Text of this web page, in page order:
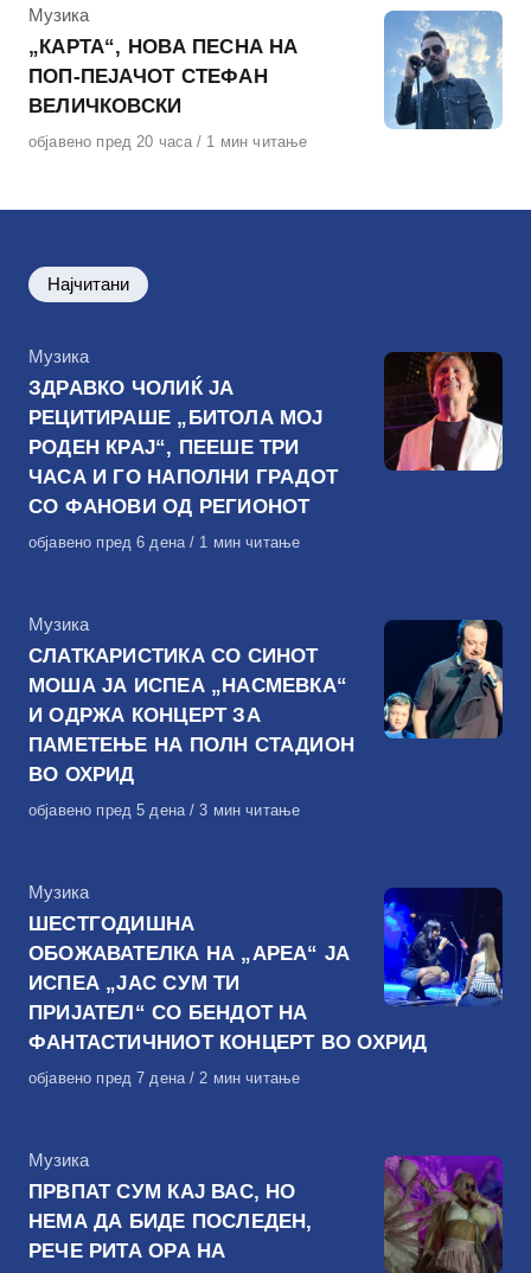
КАтегорија
Музика
„КАРТА“, НОВА ПЕСНА НА
ПОП-ПЕЈАЧОТ СТЕФАН
ВЕЛИЧКОВСКИ
Објавено
објавено пред 20 часа 1 мин читање
Најчитани
КАтегорија
Музика
ЗДРАВКО ЧОЛИЌ ЈА
РЕЦИТИРАШЕ „БИТОЛА МОЈ
РОДЕН КРАЈ“, ПЕЕШЕ ТРИ
ЧАСА И ГО НАПОЛНИ ГРАДОТ
СО ФАНОВИ ОД РЕГИОНОТ
Објавено
објавено пред 6 дена 1 мин читање
КАтегорија
Музика
СЛАТКАРИСТИКА СО СИНОТ
МОША ЈА ИСПЕА „НАСМЕВКА“
И ОДРЖА КОНЦЕРТ ЗА
ПАМЕТЕЊЕ НА ПОЛН СТАДИОН
ВО ОХРИД
Објавено
објавено пред 5 дена 3 мин читање
КАтегорија
Музика
ШЕСТГОДИШНА
ОБОЖАВАТЕЛКА НА „АРЕА“ ЈА
ИСПЕА „ЈАС СУМ ТИ
ПРИЈАТЕЛ“ СО БЕНДОТ НА
ФАНТАСТИЧНИОТ КОНЦЕРТ ВО ОХРИД
Објавено
објавено пред 7 дена 2 мин читање
КАтегорија
Музика
ПРВПАТ СУМ КАЈ ВАС, НО
НЕМА ДА БИДЕ ПОСЛЕДЕН,
РЕЧЕ РИТА ОРА НА